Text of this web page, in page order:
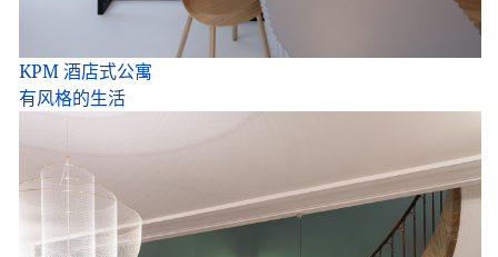
KPM 酒店式公寓
有风格的生活